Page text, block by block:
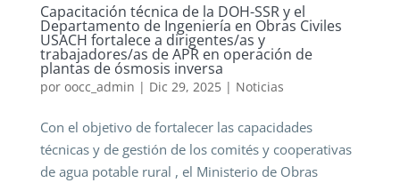
Capacitación técnica de la DOH-SSR y el
Departamento de Ingeniería en Obras Civiles
USACH fortalece a dirigentes/as y
trabajadores/as de APR en operación de
plantas de ósmosis inversa
por oocc_admin | Dic 29, 2025| Noticias
Con el objetivo de fortalecer las capacidades
técnicas y de gestión de los comités y cooperativas
de agua potable rural , el Ministerio de Obras